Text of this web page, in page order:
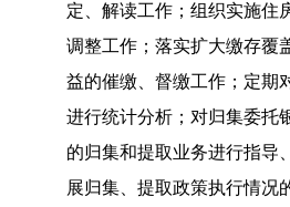
定、解读工作 ； 组织实施住
调整工作 ；落实扩大缴存覆
益的催缴、督缴工作 ； 定期
进行统计分析 ； 对归集委托
的归集和提取业务进行指导
展归集、提取政策执行情况